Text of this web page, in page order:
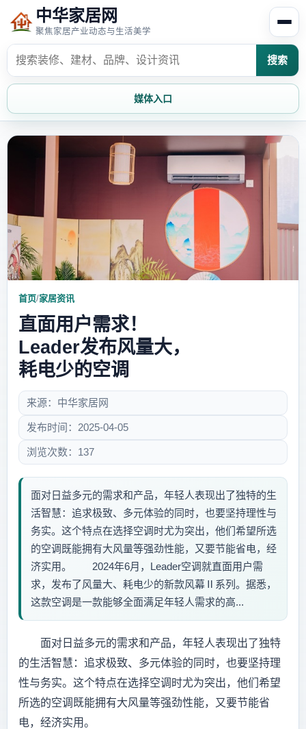
中华家居网
聚焦家居产业动态与生活美学
搜索
媒体入口
首页
家居风水 家居欣赏
时尚饰家 装修设计
家具知识 家居文化
家装攻略
首页/家居资讯
直面用户需求！
Leader发布风量大，
耗电少的空调
来源：中华家居网
发布时间：2025-04-05
浏览次数：137
面对日益多元的需求和产品，年轻人表现出了独特的生
活智慧：追求极致、多元体验的同时，也要坚持理性与
务实。这个特点在选择空调时尤为突出，他们希望所选
的空调既能拥有大风量等强劲性能，又要节能省电，经
济实用。 2024年6月，Leader空调就直面用户需
求，发布了风量大、耗电少的新款风幕Ⅱ系列。据悉，
这款空调是一款能够全面满足年轻人需求的高...
面对日益多元的需求和产品，年轻人表现出了独特
的生活智慧：追求极致、多元体验的同时，也要坚持理
性与务实。这个特点在选择空调时尤为突出，他们希望
所选的空调既能拥有大风量等强劲性能，又要节能省
电，经济实用。